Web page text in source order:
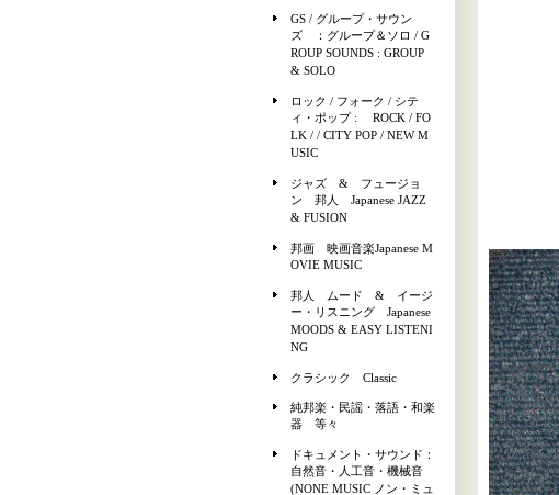
GS / グループ・サウン
ズ ：グループ＆ソロ / G
ROUP SOUNDS : GROUP
& SOLO
ロック / フォーク / シテ
ィ・ポップ : ROCK / FO
LK / / CITY POP / NEW M
USIC
ジャズ & フュージョ
ン 邦人 Japanese JAZZ
& FUSION
邦画 映画音楽Japanese M
OVIE MUSIC
邦人 ムード & イージ
ー・リスニング Japanese
MOODS & EASY LISTENI
NG
クラシック Classic
純邦楽・民謡・落語・和楽
器 等々
ドキュメント・サウンド：
自然音・人工音・機械音
(NONE MUSIC ノン・ミュ